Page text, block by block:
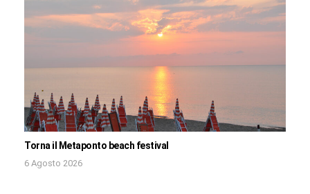
Torna il Metaponto beach festival
6 Agosto 2026